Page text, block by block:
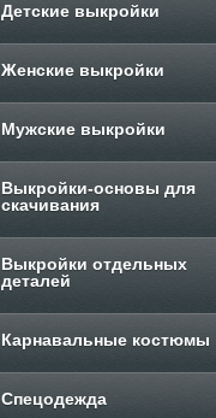
Детские выкройки
Женские выкройки
Мужские выкройки
Выкройки-основы для
скачивания
Выкройки отдельных
деталей
Карнавальные костюмы
Спецодежда